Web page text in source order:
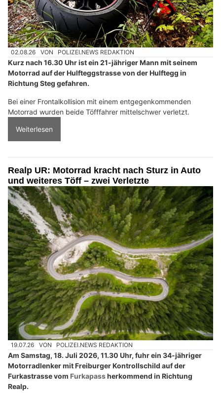
02.08.26 VON POLIZEI.NEWS REDAKTION
Kurz nach 16.30 Uhr ist ein 21-jähriger Mann mit seinem
Motorrad auf der Hulfteggstrasse von der Hulftegg in
Richtung Steg gefahren.
Bei einer Frontalkollision mit einem entgegenkommenden
Motorrad wurden beide Töfffahrer mittelschwer verletzt.
Weiterlesen
Realp UR: Motorrad kracht nach Sturz in Auto
und weiteres Töff – zwei Verletzte
19.07.26 VON POLIZEI.NEWS REDAKTION
Am Samstag, 18. Juli 2026, 11.30 Uhr, fuhr ein 34-jähriger
Motorradlenker mit Freiburger Kontrollschild auf der
Furkastrasse vom Furkapassherkommend in Richtung
Realp.